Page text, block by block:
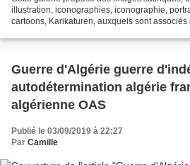
illustration, iconographies, iconographie,
cartoons, Karikaturen, auxquels sont associés
Guerre d'Algérie guerre
autodétermination algérie
algérienne OAS
Publié le 03/09/2019 à 22:27
Par Camille